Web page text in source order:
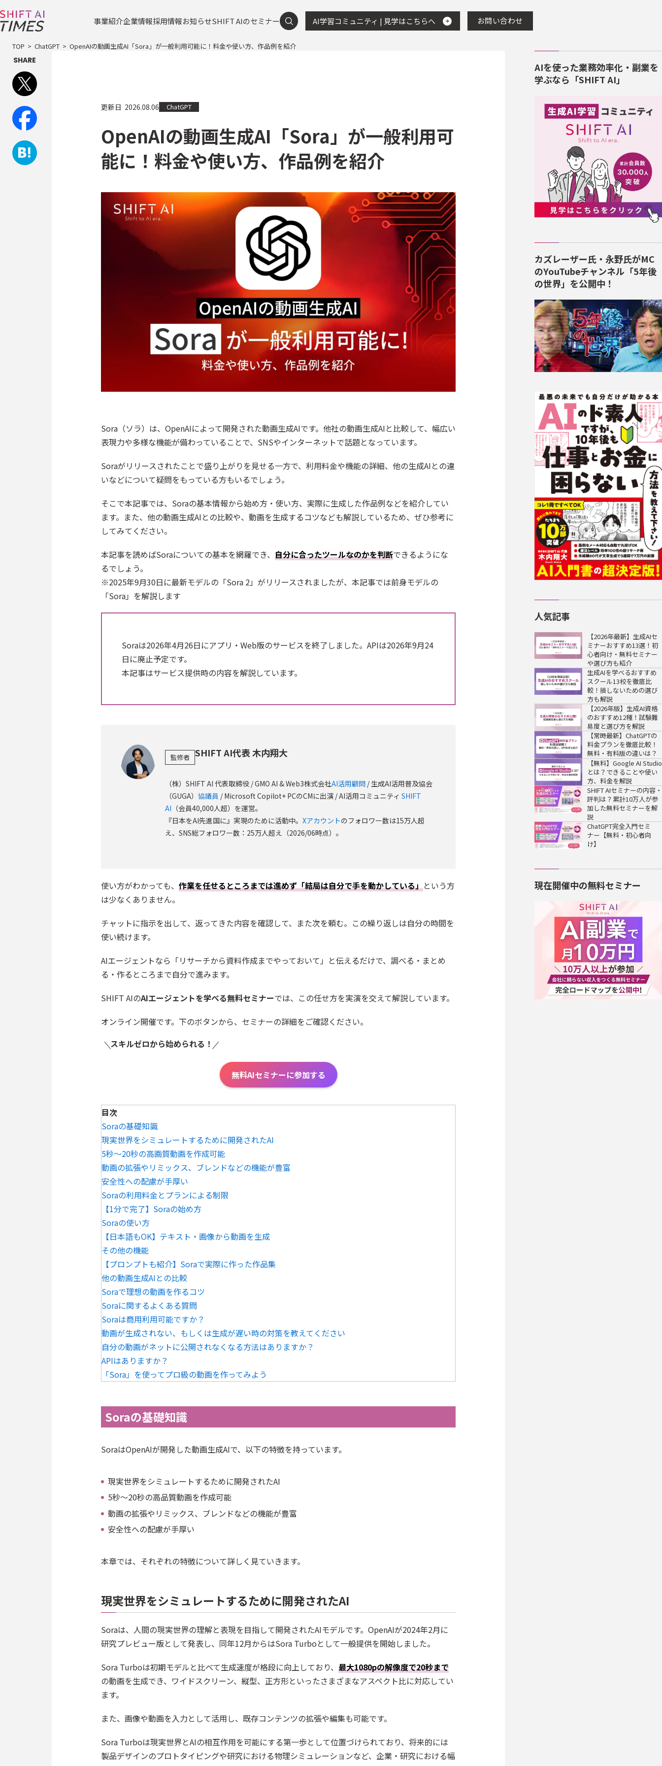
事業紹介企業情報採用情報お知らせSHIFT AIのセミナー AI学習コミュニティ | 見学はこちらへ お問い合わせ
TOP ChatGPT OpenAIの動画生成AI「Sora」が一般利用可能に！料金や使い方、作品例を紹介
SHARE
更新日 2026.08.06 ChatGPT
OpenAIの動画生成AI「Sora」が一般利用可
能に！料金や使い方、作品例を紹介
Sora（ソラ）は、OpenAIによって開発された動画生成AIです。他社の動画生成AIと比較して、幅広い
表現力や多様な機能が備わっていることで、SNSやインターネットで話題となっています。
Soraがリリースされたことで盛り上がりを見せる一方で、利用料金や機能の詳細、他の生成AIとの違
いなどについて疑問をもっている方もいるでしょう。
そこで本記事では、Soraの基本情報から始め方・使い方、実際に生成した作品例などを紹介してい
ます。また、他の動画生成AIとの比較や、動画を生成するコツなども解説しているため、ぜひ参考に
してみてください。
本記事を読めばSoraについての基本を網羅でき、 自分に合ったツールなのかを判断できるようにな
るでしょう。
※2025年9月30日に最新モデルの「Sora 2」がリリースされましたが、本記事では前身モデルの
「Sora」を解説します
Soraは2026年4月26日にアプリ・Web版のサービスを終了しました。APIは2026年9月24
日に廃止予定です。
本記事はサービス提供時の内容を解説しています。
監修者 SHIFT AI代表 木内翔大
（株）SHIFT AI 代表取締役 / GMO AI & Web3株式会社AI活用顧問 / 生成AI活用普及協会
（GUGA） 協議員 / Microsoft Copilot+ PCのCMに出演 / AI活用コミュニティ SHIFT
AI （会員40,000人超）を運営。
『日本をAI先進国に』実現のために活動中。 Xアカウントのフォロワー数は15万人超
え、SNS総フォロワー数：25万人超え（2026/06時点）。
使い方がわかっても、 作業を任せるところまでは進めず「結局は自分で手を動かしている」という方
は少なくありません。
チャットに指示を出して、返ってきた内容を確認して、また次を頼む。この繰り返しは自分の時間を
使い続けます。
AIエージェントなら「リサーチから資料作成までやっておいて」と伝えるだけで、調べる・まとめ
る・作るところまで自分で進みます。
SHIFT AIのAIエージェントを学べる無料セミナーでは、この任せ方を実演を交えて解説しています。
オンライン開催です。下のボタンから、セミナーの詳細をご確認ください。
スキルゼロから始められる！
無料AIセミナーに参加する
目次
Soraの基礎知識
現実世界をシミュレートするために開発されたAI
5秒〜20秒の高画質動画を作成可能
動画の拡張やリミックス、ブレンドなどの機能が豊富
安全性への配慮が手厚い
Soraの利用料金とプランによる制限
【1分で完了】Soraの始め方
Soraの使い方
【日本語もOK】テキスト・画像から動画を生成
その他の機能
【プロンプトも紹介】Soraで実際に作った作品集
他の動画生成AIとの比較
Soraで理想の動画を作るコツ
Soraに関するよくある質問
Soraは商用利用可能ですか？
動画が生成されない、もしくは生成が遅い時の対策を教えてください
自分の動画がネットに公開されなくなる方法はありますか？
APIはありますか？
「Sora」を使ってプロ級の動画を作ってみよう
Soraの基礎知識
SoraはOpenAIが開発した動画生成AIで、以下の特徴を持っています。
現実世界をシミュレートするために開発されたAI
5秒〜20秒の高品質動画を作成可能
動画の拡張やリミックス、ブレンドなどの機能が豊富
安全性への配慮が手厚い
本章では、それぞれの特徴について詳しく見ていきます。
現実世界をシミュレートするために開発されたAI
Soraは、人間の現実世界の理解と表現を目指して開発されたAIモデルです。OpenAIが2024年2月に
研究プレビュー版として発表し、同年12月からはSora Turboとして一般提供を開始しました。
Sora Turboは初期モデルと比べて生成速度が格段に向上しており、 最大1080pの解像度で20秒まで
の動画を生成でき、ワイドスクリーン、縦型、正方形といったさまざまなアスペクト比に対応してい
ます。
また、画像や動画を入力として活用し、既存コンテンツの拡張や編集も可能です。
Sora Turboは現実世界とAIの相互作用を可能にする第一歩として位置づけられており、将来的には
製品デザインのプロトタイピングや研究における物理シミュレーションなど、企業・研究における幅
AIを使った業務効率化・副業を
学ぶなら「SHIFT AI」
カズレーザー氏・永野氏がMC
のYouTubeチャンネル「5年後
の世界」を公開中！
人気記事
【2026年最新】生成AIセ
ミナーおすすめ13選！初
心者向け・無料セミナー
や選び方も紹介
生成AIを学べるおすすめ
スクール13校を徹底比
較！損しないための選び
方も解説
【2026年版】生成AI資格
のおすすめ12種！試験難
易度と選び方を解説
【常時最新】ChatGPTの
料金プランを徹底比較！
無料・有料版の違いは？
【無料】Google AI Studio
とは？できることや使い
方、料金を解説
SHIFT AIセミナーの内容・
評判は？累計10万人が参
加した無料セミナーを解
説
ChatGPT完全入門セミ
ナー【無料・初心者向
け】
現在開催中の無料セミナー